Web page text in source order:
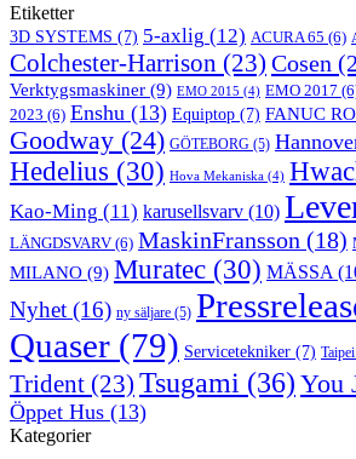
Etiketter
3D SYSTEMS (7) 5-axlig (12) ACURA 65 (6)
Colchester-Harrison (23) Cosen
Verktygsmaskiner (9) EMO 2015 (4) EMO 2017
2023 (6) Enshu (13) Equiptop (7) FANUC
Goodway (24) GÖTEBORG (5)
Hedelius (30) Hova Mekaniska (4)
Kao-Ming (11) karusellsvarv (10)
LÄNGDSVARV (6) MaskinFransson (18)
MILANO (9) Muratec (30) MÄSSA
Nyhet (16) ny säljare (5)
Quaser (79) Servicetekniker (7) Taipei
Trident (23) Tsugami (36) You
Öppet Hus (13)
Kategorier